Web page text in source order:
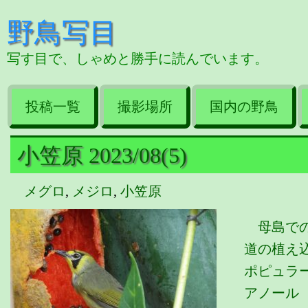
野鳥写目
写す目で、しゃめと勝手に読んでいます。
投稿一覧 撮影場所 国内の野鳥
小笠原 2023/08(5)
メグロ, メジロ, 小笠原
母島で
道の植え
ポピュラ
アノール